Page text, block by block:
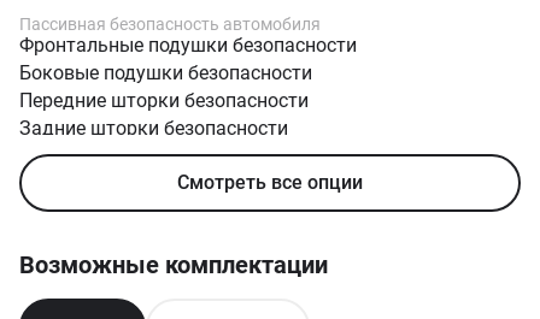
Пассивная безопасность автомобиля
Фронтальные подушки безопасности
Боковые подушки безопасности
Передние шторки безопасности
Задние шторки безопасности
Коленная подушка безопасности
Isofix
Трехточечные ремни безопасности
Смотреть все опции
Возможные комплектации